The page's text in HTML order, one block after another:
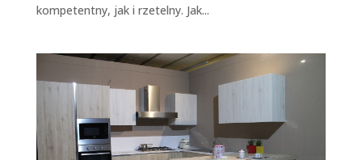
kompetentny, jak i rzetelny. Jak...